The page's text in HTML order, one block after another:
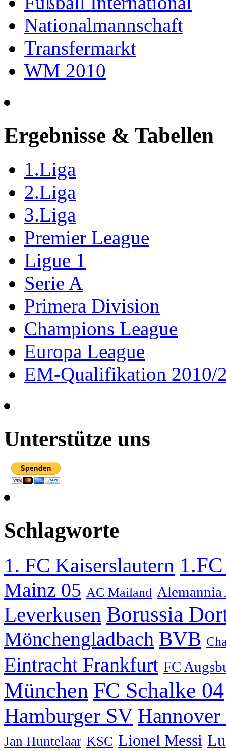
Nationalmannschaft
Transfermarkt
WM 2010
Ergebnisse & Tabellen
1.Liga
2.Liga
3.Liga
Premier League
Ligue 1
Serie A
Primera Division
Champions League
Europa League
EM-Qualifikation 2010/
Unterstütze uns
Schlagworte
1. FC Kaiserslautern
Mainz 05 AC Mailand Alemannia
Leverkusen Borussia
Mönchengladbach BVB
Eintracht Frankfurt FC
München FC Schalke 04
Hamburger SV Hannover
Jan Huntelaar KSC Lionel Messi